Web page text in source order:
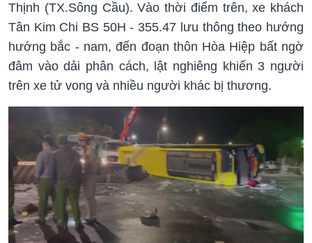
Thịnh (TX.Sông Cầu). Vào thời điểm trên, xe khách
Tân Kim Chi BS 50H - 355.47 lưu thông theo hướng
hướng bắc - nam, đến đoạn thôn Hòa Hiệp bất ngờ
đâm vào dải phân cách, lật nghiêng khiến 3 người
trên xe tử vong và nhiều người khác bị thương.